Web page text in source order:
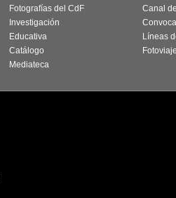
Fotografías del CdF
Investigación
Educativa
Catálogo
Mediateca
Canal
Líneas